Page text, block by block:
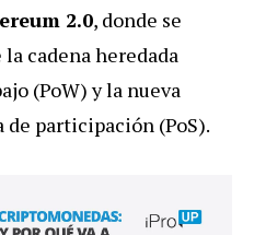
2.0, donde se
cadena heredada
(PoW) y la nueva
de participación (PoS).